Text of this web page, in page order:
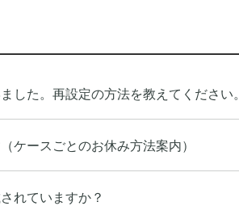
した。再設定の方法を教えてください。
ケースごとのお休み方法案内）
れていますか？